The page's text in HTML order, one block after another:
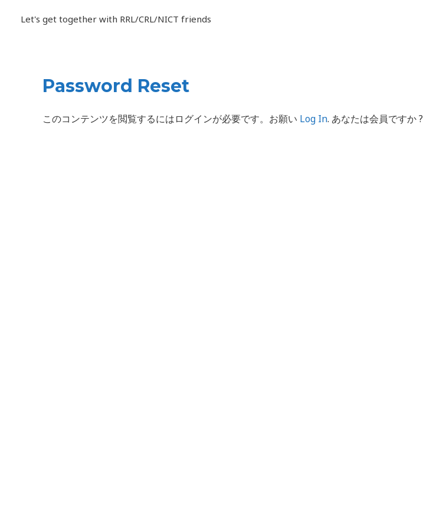
Let's get together with RRL/CRL/NICT friends
Password Reset
このコンテンツを閲覧するにはログインが必要です。お願い Log In. あなたは会員ですか ?